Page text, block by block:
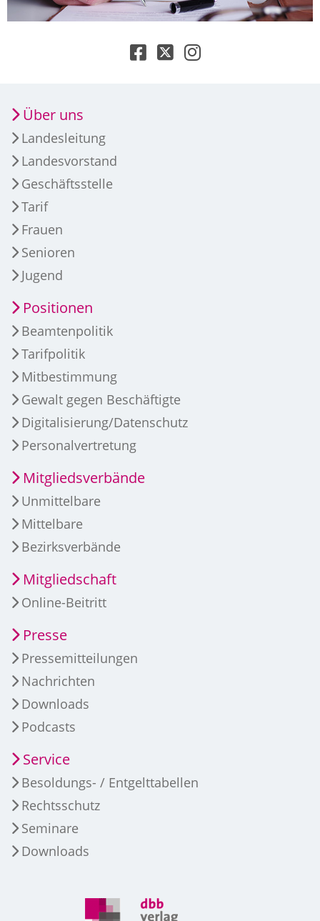
Über uns
Landesleitung
Landesvorstand
Geschäftsstelle
Tarif
Frauen
Senioren
Jugend
Positionen
Beamtenpolitik
Tarifpolitik
Mitbestimmung
Gewalt gegen Beschäftigte
Digitalisierung/Datenschutz
Personalvertretung
Mitgliedsverbände
Unmittelbare
Mittelbare
Bezirksverbände
Mitgliedschaft
Online-Beitritt
Presse
Pressemitteilungen
Nachrichten
Downloads
Podcasts
Service
Besoldungs- / Entgelttabellen
Rechtsschutz
Seminare
Downloads